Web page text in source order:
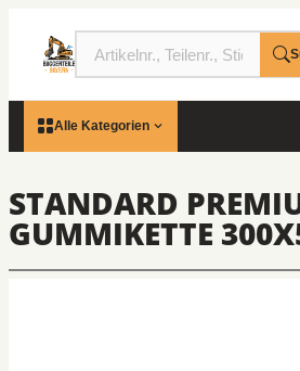
Alle Kategorien
STANDARD
GUMMIKETTE